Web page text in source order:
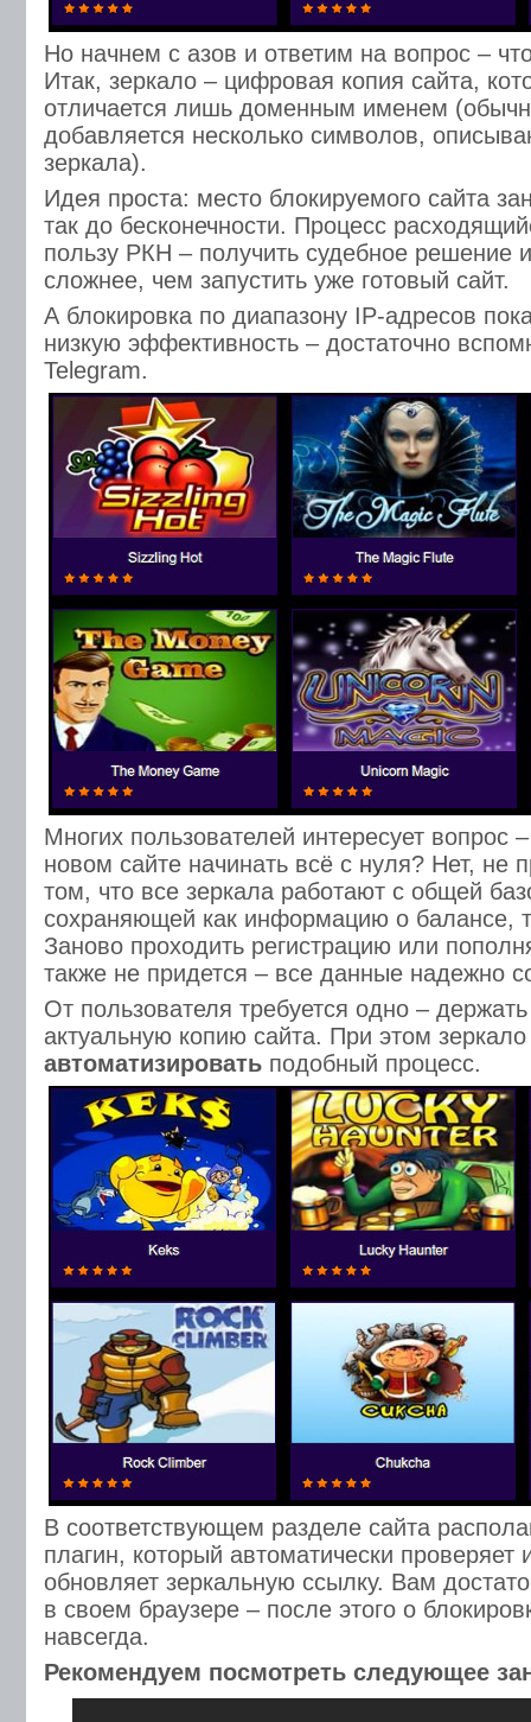
Но начнем с азов и ответим на вопрос –
Итак, зеркало – цифровая копия сайта,
отличается лишь доменным именем
добавляется несколько символов,
зеркала).
Идея проста: место блокируемого сайта
так до бесконечности. Процесс
пользу РКН – получить судебное решение
сложнее, чем запустить уже готовый сайт.
А блокировка по диапазону IP-адресов
низкую эффективность – достаточно
Telegram.
Многих пользователей интересует вопрос
новом сайте начинать всё с нуля? Нет, не
том, что все зеркала работают с общей
сохраняющей как информацию о балансе,
Заново проходить регистрацию или
также не придется – все данные надежно
От пользователя требуется одно –
актуальную копию сайта. При этом
автоматизировать подобный процесс.
В соответствующем разделе сайта
плагин, который автоматически проверяет
обновляет зеркальную ссылку. Вам
в своем браузере – после этого о
навсегда.
Рекомендуем посмотреть следующее